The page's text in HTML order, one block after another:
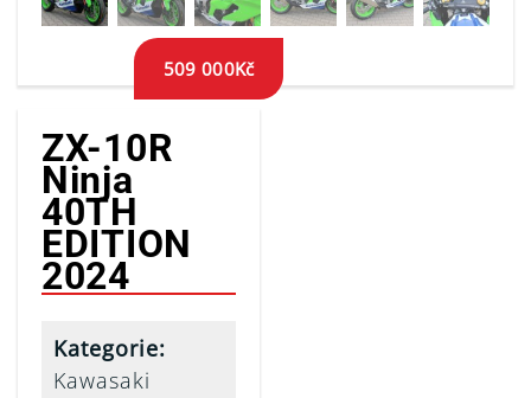
ZX-10R
Ninja
40TH
EDITION
2024
509 000Kč
Kategorie:
Kawasaki